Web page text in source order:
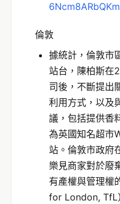
倫敦
據統計，倫敦市
站台，陳柏斯在
司後，不斷提出
利用方式，以及
議，包括提供香
為英國知名超市
站。倫敦市政府
樂見商家對於廢
有產權與管理權
for London, TfL